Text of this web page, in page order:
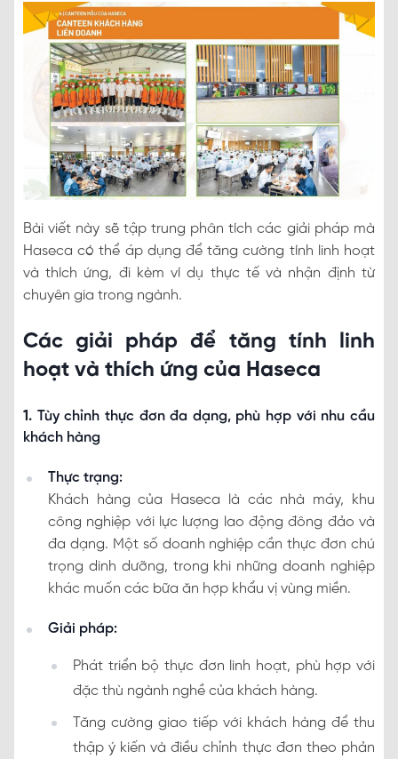
Bài viết này sẽ tập trung phân tích các giải pháp mà
Haseca có thể áp dụng để tăng cường tính linh hoạt
và thích ứng, đi kèm ví dụ thực tế và nhận định từ
chuyên gia trong ngành.
Các giải pháp để tăng tính linh
hoạt và thích ứng của Haseca
1. Tùy chỉnh thực đơn đa dạng, phù hợp với nhu cầu
khách hàng
Thực trạng:
Khách hàng của Haseca là các nhà máy, khu
công nghiệp với lực lượng lao động đông đảo và
đa dạng. Một số doanh nghiệp cần thực đơn chú
trọng dinh dưỡng, trong khi những doanh nghiệp
khác muốn các bữa ăn hợp khẩu vị vùng miền.
Giải pháp:
Phát triển bộ thực đơn linh hoạt, phù hợp với
đặc thù ngành nghề của khách hàng.
Tăng cường giao tiếp với khách hàng để thu
thập ý kiến và điều chỉnh thực đơn theo phản